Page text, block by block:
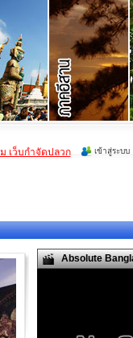
เข้าสู่ระบบ
เว็บกำจัดปลวก
Absolute